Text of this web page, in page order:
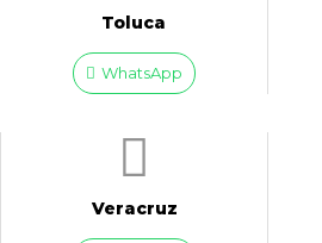
Toluca
WhatsApp
Veracruz